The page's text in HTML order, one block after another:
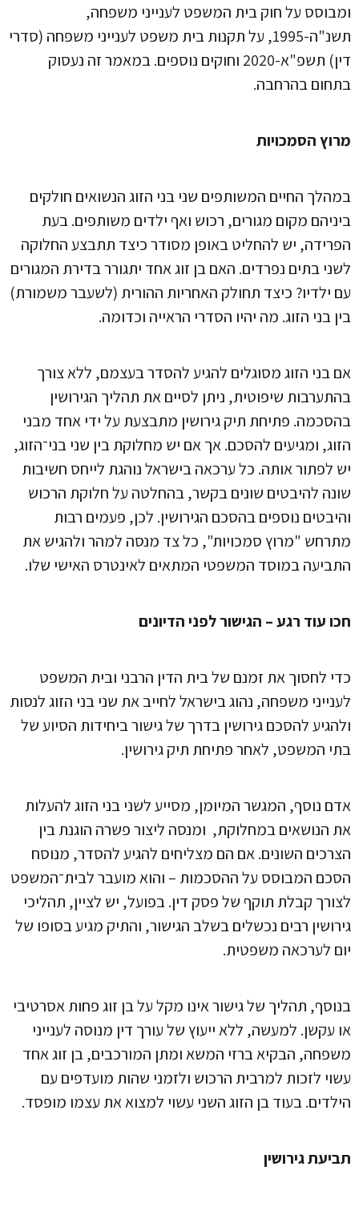
ומבוסס על חוק בית המשפט לענייני משפחה,
תשנ"ה-1995, על תקנות בית משפט לענייני משפחה (סדרי
דין) תשפ"א-2020 וחוקים נוספים. במאמר זה נעסוק
בתחום בהרחבה.
מרוץ הסמכויות
במהלך החיים המשותפים שני בני הזוג הנשואים חולקים
ביניהם מקום מגורים, רכוש ואף ילדים משותפים. בעת
הפרידה, יש להחליט באופן מסודר כיצד תתבצע החלוקה
לשני בתים נפרדים. האם בן זוג אחד יתגורר בדירת המגורים
עם ילדיו? כיצד תחולק האחריות ההורית (לשעבר משמורת)
בין בני הזוג. מה יהיו הסדרי הראייה וכדומה.
אם בני הזוג מסוגלים להגיע להסדר בעצמם, ללא צורך
בהתערבות שיפוטית, ניתן לסיים את תהליך הגירושין
בהסכמה. פתיחת תיק גירושין מתבצעת על ידי אחד מבני
הזוג, ומגיעים להסכם. אך אם יש מחלוקת בין שני בני־הזוג,
יש לפתור אותה. כל ערכאה בישראל נוהגת לייחס חשיבות
שונה להיבטים שונים בקשר, בהחלטה על חלוקת הרכוש
והיבטים נוספים בהסכם הגירושין. לכן, פעמים רבות
מתרחש "מרוץ סמכויות", כל צד מנסה למהר ולהגיש את
התביעה במוסד המשפטי המתאים לאינטרס האישי שלו.
חכו עוד רגע – הגישור לפני הדיונים
כדי לחסוך את זמנם של בית הדין הרבני ובית המשפט
לענייני משפחה, נהוג בישראל לחייב את שני בני הזוג לנסות
ולהגיע להסכם גירושין בדרך של גישור ביחידות הסיוע של
בתי המשפט, לאחר פתיחת תיק גירושין.
אדם נוסף, המגשר המיומן, מסייע לשני בני הזוג להעלות
את הנושאים במחלוקת, ומנסה ליצור פשרה הוגנת בין
הצרכים השונים. אם הם מצליחים להגיע להסדר, מנוסח
הסכם המבוסס על ההסכמות – והוא מועבר לבית־המשפט
לצורך קבלת תוקף של פסק דין. בפועל, יש לציין, תהליכי
גירושין רבים נכשלים בשלב הגישור, והתיק מגיע בסופו של
יום לערכאה משפטית.
בנוסף, תהליך של גישור אינו מקל על בן זוג פחות אסרטיבי
או עקשן. למעשה, ללא ייעוץ של עורך דין מנוסה לענייני
משפחה, הבקיא ברזי המשא ומתן המורכבים, בן זוג אחד
עשוי לזכות למרבית הרכוש ולזמני שהות מועדפים עם
הילדים. בעוד בן הזוג השני עשוי למצוא את עצמו מופסד.
תביעת גירושין